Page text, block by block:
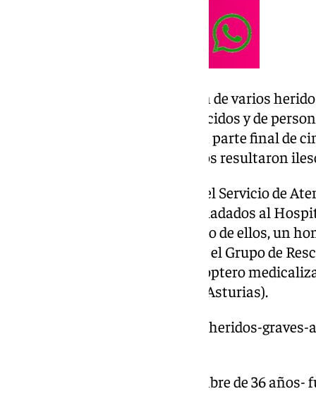
Los primeros avances hablaban de varios
determinó la existencia de fallecidos y de
equipos de rescate ha dejado un parte final de
gravedad, mientras que otros dos resultaron
Según los datos facilitados por el Servicio de
dos de los heridos han sido trasladados al
Asturias (HUCA), en Oviedo. Uno de ellos, un
carácter grave fue evacuado por el Grupo de
médica rescatadora, en el helicóptero
Emergencias del Principado de Asturias).
https://www.101tv.es/muertos-heridos-
La otra persona herida -un hombre de 36